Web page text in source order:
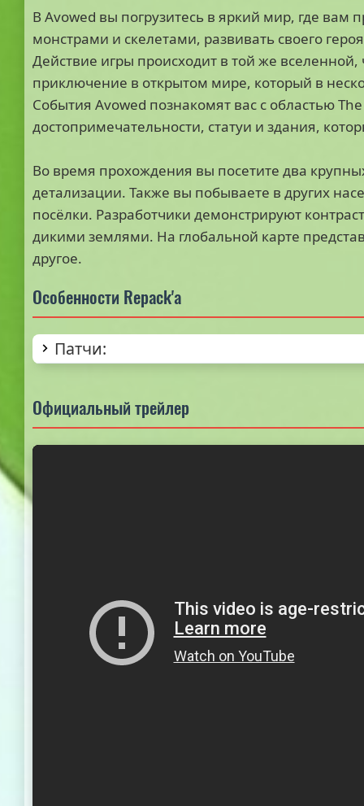
В Avowed вы погрузитесь в яркий мир, где вам
монстрами и скелетами, развивать своего
Действие игры происходит в той же
приключение в открытом мире, который в
События Avowed познакомят вас с областью
достопримечательности, статуи и здания,
Во время прохождения вы посетите два
детализации. Также вы побываете в других
посёлки. Разработчики демонстрируют
дикими землями. На глобальной карте
другое.
Особенности Repack'а
Патчи:
Официальный трейлер